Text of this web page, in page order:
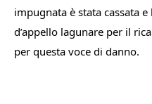
impugnata è stata cassata
d’appello lagunare per il
per questa voce di danno.